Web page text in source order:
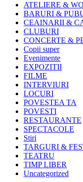
ATELIERE &
BARURI &
CEAINARII &
CLUBURI
CONCERTE &
Copii super
Evenimente
EXPOZITII
FILME
INTERVIURI
LOCURI
POVESTEA TA
POVESTI
RESTAURANTE
SPECTACOLE
Stiri
TARGURI &
TEATRU
TIMP LIBER
Uncategorized